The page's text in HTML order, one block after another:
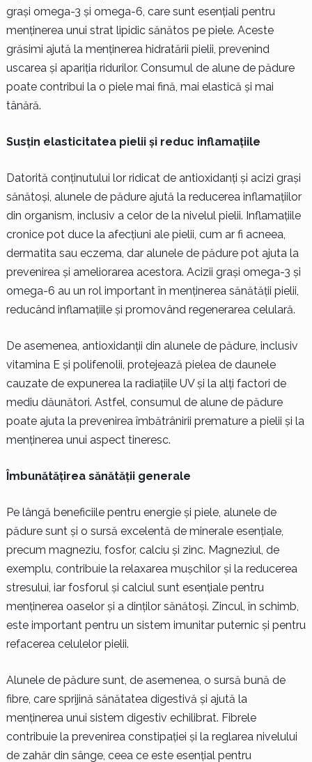
grași omega-3 și omega-6, care sunt esențiali pentru
menținerea unui strat lipidic sănătos pe piele. Aceste
grăsimi ajută la menținerea hidratării pielii, prevenind
uscarea și apariția ridurilor. Consumul de alune de pădure
poate contribui la o piele mai fină, mai elastică și mai
tânără.
Susțin elasticitatea pielii și reduc inflamațiile
Datorită conținutului lor ridicat de antioxidanți și acizi grași
sănătoși, alunele de pădure ajută la reducerea inflamațiilor
din organism, inclusiv a celor de la nivelul pielii. Inflamațiile
cronice pot duce la afecțiuni ale pielii, cum ar fi acneea,
dermatita sau eczema, dar alunele de pădure pot ajuta la
prevenirea și ameliorarea acestora. Acizii grași omega-3 și
omega-6 au un rol important în menținerea sănătății pielii,
reducând inflamațiile și promovând regenerarea celulară.
De asemenea, antioxidanții din alunele de pădure, inclusiv
vitamina E și polifenolii, protejează pielea de daunele
cauzate de expunerea la radiațiile UV și la alți factori de
mediu dăunători. Astfel, consumul de alune de pădure
poate ajuta la prevenirea îmbătrânirii premature a pielii și la
menținerea unui aspect tineresc.
Îmbunătățirea sănătății generale
Pe lângă beneficiile pentru energie și piele, alunele de
pădure sunt și o sursă excelentă de minerale esențiale,
precum magneziu, fosfor, calciu și zinc. Magneziul, de
exemplu, contribuie la relaxarea mușchilor și la reducerea
stresului, iar fosforul și calciul sunt esențiale pentru
menținerea oaselor și a dinților sănătoși. Zincul, în schimb,
este important pentru un sistem imunitar puternic și pentru
refacerea celulelor pielii.
Alunele de pădure sunt, de asemenea, o sursă bună de
fibre, care sprijină sănătatea digestivă și ajută la
menținerea unui sistem digestiv echilibrat. Fibrele
contribuie la prevenirea constipației și la reglarea nivelului
de zahăr din sânge, ceea ce este esențial pentru